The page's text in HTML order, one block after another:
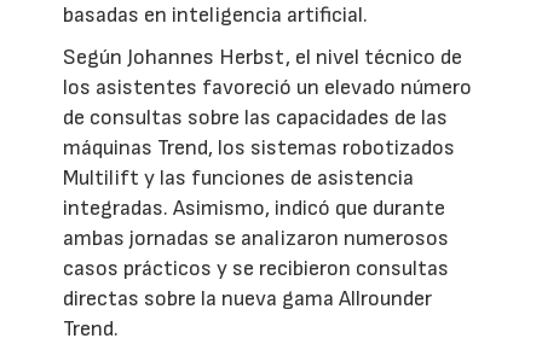
basadas en inteligencia artificial.
Según Johannes Herbst, el nivel técnico de
los asistentes favoreció un elevado número
de consultas sobre las capacidades de las
máquinas Trend, los sistemas robotizados
Multilift y las funciones de asistencia
integradas. Asimismo, indicó que durante
ambas jornadas se analizaron numerosos
casos prácticos y se recibieron consultas
directas sobre la nueva gama Allrounder
Trend.